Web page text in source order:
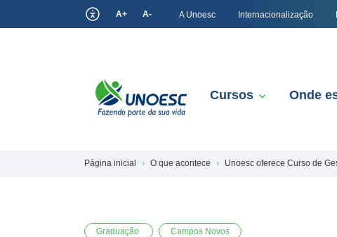
A+ A- A Unoesc Internacionalização
Cursos Onde
Página inicial O que acontece Unoesc oferece Curso de
Graduação Campos Novos